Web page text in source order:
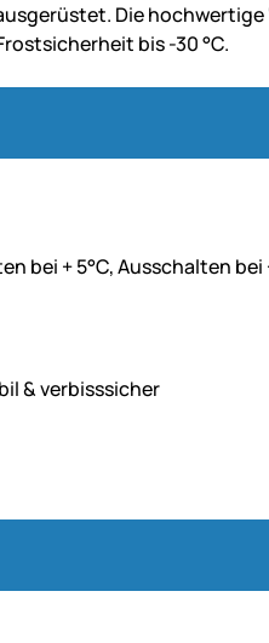
Die hochwertige
bis -30 °C.
bei + 5°C, Ausschalten bei
& verbisssicher